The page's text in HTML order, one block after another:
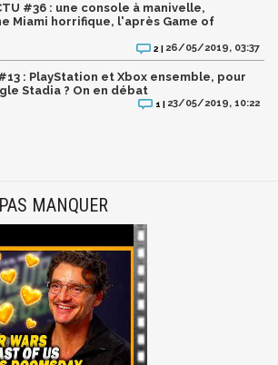
#36 : une console à manivelle,
Miami horrifique, l'après Game of
2 | 26/05/2019, 03:37
: PlayStation et Xbox ensemble, pour
Stadia ? On en débat
1 | 23/05/2019, 10:22
MANQUER